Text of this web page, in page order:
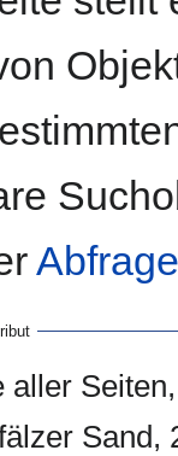
aller